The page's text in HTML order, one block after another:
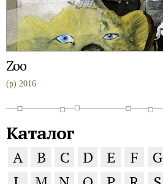
Zoo
(p) 2016
Каталог
A B C D E F G